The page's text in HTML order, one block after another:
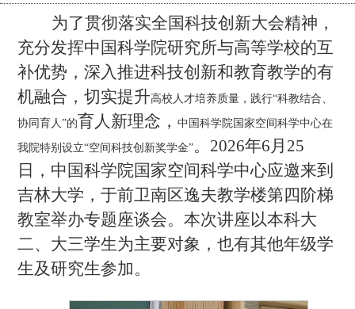
为了贯彻落实全国科技创新大会精神，
充分发挥中国科学院研究所与高等学校的互
补优势，深入推进科技创新和教育教学的有
机融合，切实提升高校人才培养质量，践行“科教结合、
协同育人”的育人新理念，中国科学院国家空间科学中心在
我院特别设立“空间科技创新奖学金”。 2026年6月25
日 ， 中国科学院国家空间科学中心应邀来到
吉林大学，于前卫南区逸夫教学楼第四阶梯
教室举办专题座谈会。本次讲座以本科大
二、 大三学生为主要对象 ，也有其他年级学
生及研究生参加。